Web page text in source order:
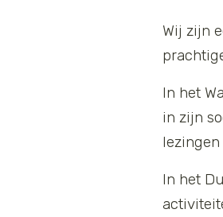
Wij zijn
In het
in zijn
In het